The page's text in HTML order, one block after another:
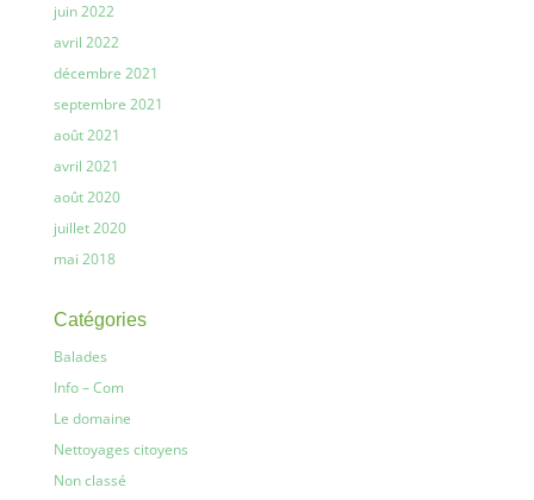
juin 2022
avril 2022
décembre 2021
septembre 2021
août 2021
avril 2021
août 2020
juillet 2020
mai 2018
Catégories
Balades
Info – Com
Le domaine
Nettoyages citoyens
Non classé